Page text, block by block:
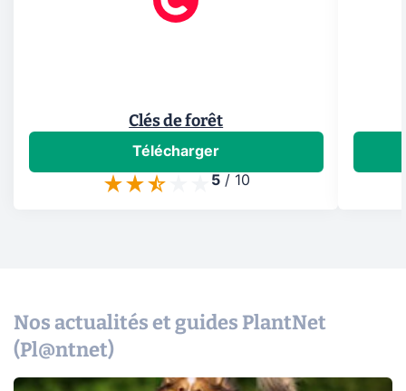
Clés de forêt
Télécharger
5/ 10
Nos actualités et guides PlantNet
(Pl@ntnet)